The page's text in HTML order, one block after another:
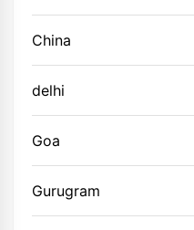
China
delhi
Goa
Gurugram